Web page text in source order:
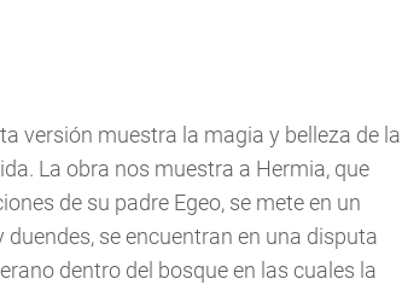
versión muestra la magia y belleza de la
La obra nos muestra a Hermia, que
de su padre Egeo, se mete en un
se encuentran en una disputa
dentro del bosque en las cuales la